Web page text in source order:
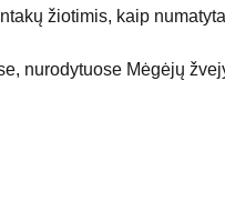
žiotimis, kaip numatyta
nurodytuose Mėgėjų